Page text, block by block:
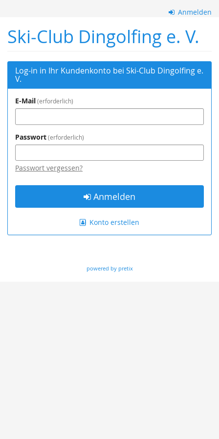
Inhalt
springen
Anmelden
Ski-Club Dingolfing e. V.
Log-in in Ihr Kundenkonto bei Ski-Club Dingolfing e.
V.
E-Mail erforderlich
Passwort erforderlich
Passwort vergessen?
Anmelden
Konto erstellen
powered by pretix